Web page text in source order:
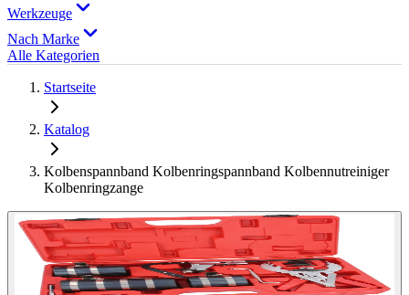
Werkzeuge
Nach Marke
Alle Kategorien
Startseite
Katalog
Kolbenspannband Kolbenringspannband Kolbennutreiniger
Kolbenringzange